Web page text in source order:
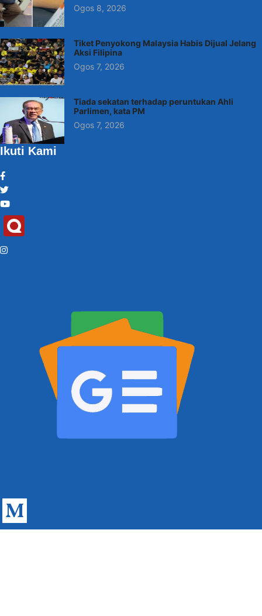
Ogos 8, 2026
Tiket Penyokong Malaysia Habis Dijual Jelang
Aksi Filipina
Ogos 7, 2026
Tiada sekatan terhadap peruntukan Ahli
Parlimen, kata PM
Ogos 7, 2026
Ikuti Kami